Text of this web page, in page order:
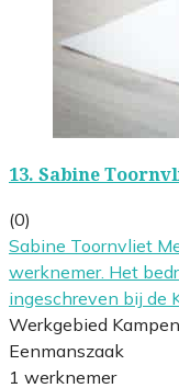
13. Sabine
(0)
Sabine Toornvliet
werknemer. Het
ingeschreven bij de
Werkgebied Kampen
Eenmanszaak
1 werknemer